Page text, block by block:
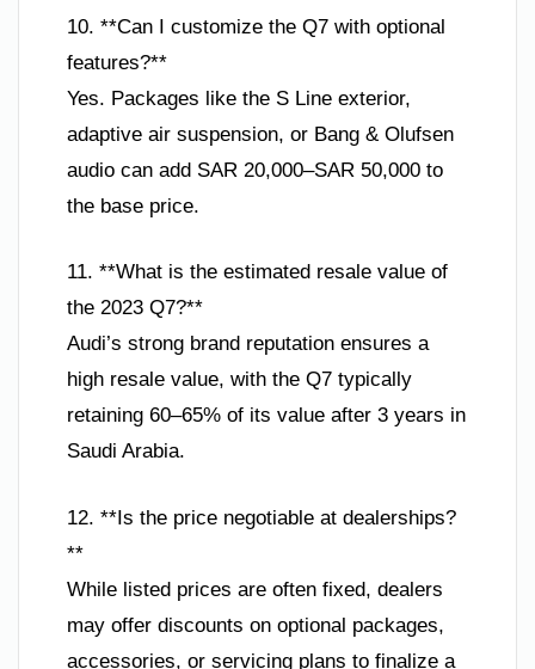
10. **Can I customize the Q7 with optional
features?**
Yes. Packages like the S Line exterior,
adaptive air suspension, or Bang & Olufsen
audio can add SAR 20,000–SAR 50,000 to
the base price.
11. **What is the estimated resale value of
the 2023 Q7?**
Audi’s strong brand reputation ensures a
high resale value, with the Q7 typically
retaining 60–65% of its value after 3 years in
Saudi Arabia.
12. **Is the price negotiable at dealerships?
**
While listed prices are often fixed, dealers
may offer discounts on optional packages,
accessories, or servicing plans to finalize a